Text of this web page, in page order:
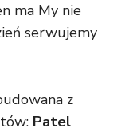
ma My nie
serwujemy
z
Patel